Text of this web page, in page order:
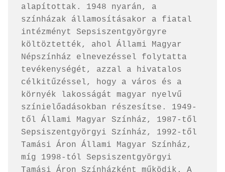
alapítottak. 1948 nyarán, a
színházak államosításakor a fiatal
intézményt Sepsiszentgyörgyre
költöztették, ahol Állami Magyar
Népszínház elnevezéssel folytatta
tevékenységét, azzal a hivatalos
célkitűzéssel, hogy a város és a
környék lakosságát magyar nyelvű
színielőadásokban részesítse. 1949-
től Állami Magyar Színház, 1987-től
Sepsiszentgyörgyi Színház, 1992-től
Tamási Áron Állami Magyar Színház,
míg 1998-tól Sepsiszentgyörgyi
Tamási Áron Színházként működik. A